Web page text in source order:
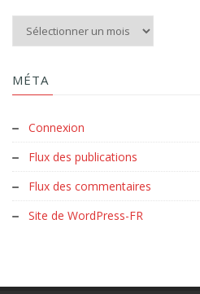
MÉTA
Connexion
Flux des publications
Flux des commentaires
Site de WordPress-FR